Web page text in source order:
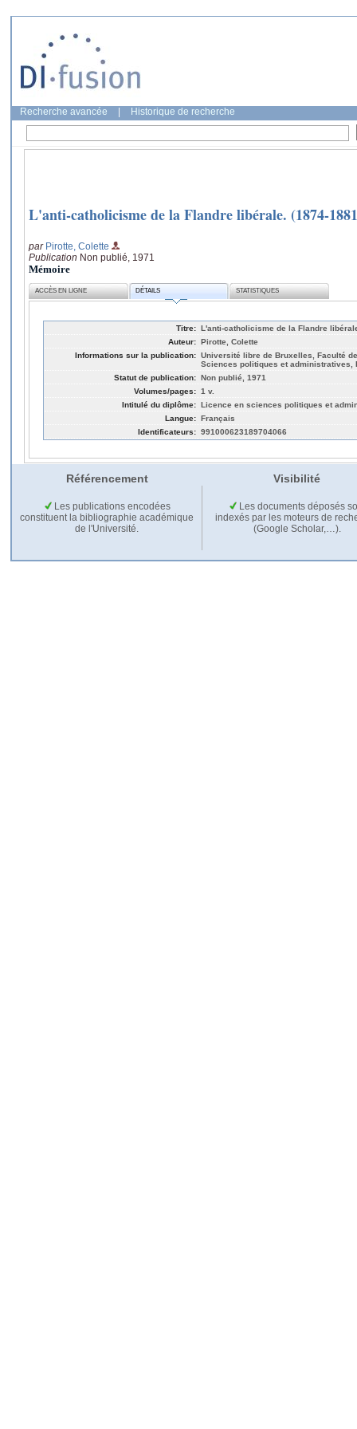
Recherche avancée Historique de recherche
L'anti-catholicisme de la Flandre libérale. (1874-
par Pirotte, Colette
Publication Non publié, 1971
Mémoire
ACCÈS EN LIGNE DÉTAILS STATISTIQUES
Titre: L'anti-catholicisme de la Flandre
Auteur: Pirotte, Colette
Informations sur la publication: Université libre de Bruxelles, Faculté
Sciences politiques et administratives,
Statut de publication: Non publié, 1971
Volumes/pages: 1 v.
Intitulé du diplôme: Licence en sciences politiques et
Langue: Français
Identificateurs: 991000623189704066
Référencement Visibilité
Les publications encodées
constituent la bibliographie académique
de l'Université.
Les documents déposés
indexés par les moteurs de
(Google Scholar,…).